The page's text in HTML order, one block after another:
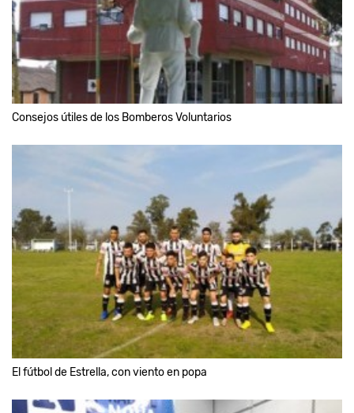
Consejos útiles de los Bomberos Voluntarios
El fútbol de Estrella, con viento en popa